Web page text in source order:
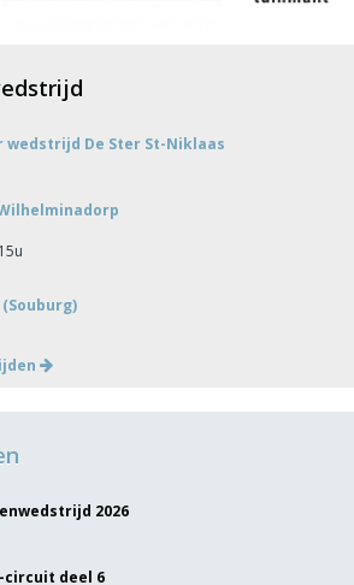
wedstrijd De Ster St-Niklaas
2026
circuit deel 6